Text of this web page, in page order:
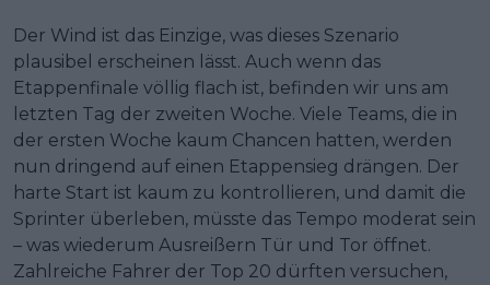
Der Wind ist das Einzige, was dieses Szenario
plausibel erscheinen lässt. Auch wenn das
Etappenfinale völlig flach ist, befinden wir uns am
letzten Tag der zweiten Woche. Viele Teams, die in
der ersten Woche kaum Chancen hatten, werden
nun dringend auf einen Etappensieg drängen. Der
harte Start ist kaum zu kontrollieren, und damit die
Sprinter überleben, müsste das Tempo moderat sein
– was wiederum Ausreißern Tür und Tor öffnet.
Zahlreiche Fahrer der Top 20 dürften versuchen,